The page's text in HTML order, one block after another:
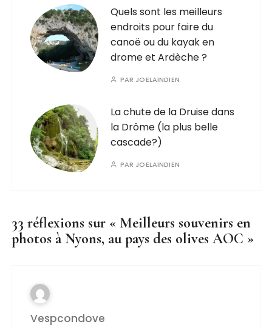
Quels sont les meilleurs
endroits pour faire du
canoë ou du kayak en
drome et Ardèche ?
PAR JOELAINDIEN
La chute de la Druise dans
la Drôme (la plus belle
cascade?)
PAR JOELAINDIEN
33 réflexions sur « Meilleurs souvenirs en
photos à Nyons, au pays des olives AOC »
Vespcondove